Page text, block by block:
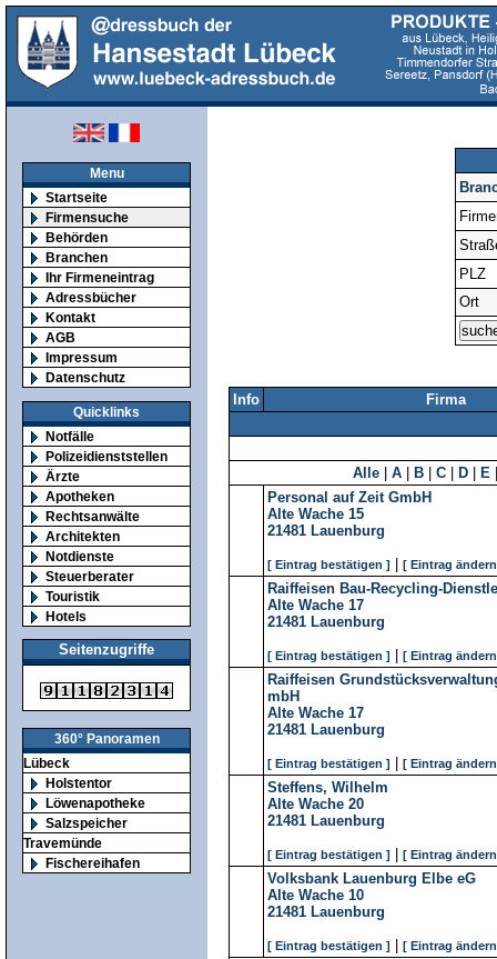
Menu
Startseite
Firmensuche
Behörden
Branchen
Ihr Firmeneintrag
Adressbücher
Kontakt
AGB
Impressum
Datenschutz
Quicklinks
Notfälle
Polizeidienststellen
Ärzte
Apotheken
Rechtsanwälte
Architekten
Notdienste
Steuerberater
Touristik
Hotels
Seitenzugriffe
360° Panoramen
Lübeck
Holstentor
Löwenapotheke
Salzspeicher
Travemünde
Fischereihafen
PLZ
Ort
Info Firma
Alle A B C D E
Personal auf Zeit GmbH
Alte Wache 15
21481 Lauenburg
[ Eintrag bestätigen ] [ Eintrag
Raiffeisen Bau-Recycling-
Alte Wache 17
21481 Lauenburg
[ Eintrag bestätigen ] [ Eintrag
Raiffeisen
mbH
Alte Wache 17
21481 Lauenburg
[ Eintrag bestätigen ] [ Eintrag
Steffens, Wilhelm
Alte Wache 20
21481 Lauenburg
[ Eintrag bestätigen ] [ Eintrag
Volksbank Lauenburg Elbe eG
Alte Wache 10
21481 Lauenburg
[ Eintrag bestätigen ] [ Eintrag